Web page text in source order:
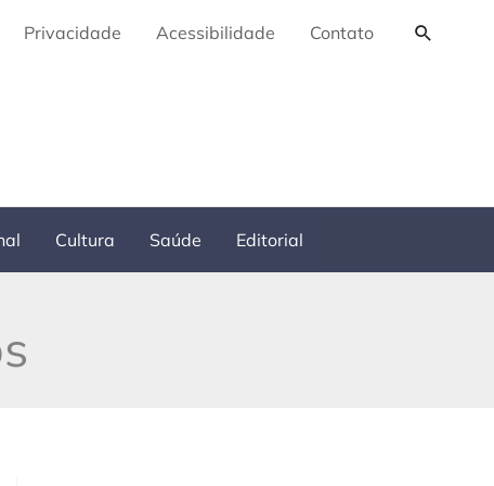
Privacidade Acessibilidade Contato
Cultura Saúde Editorial